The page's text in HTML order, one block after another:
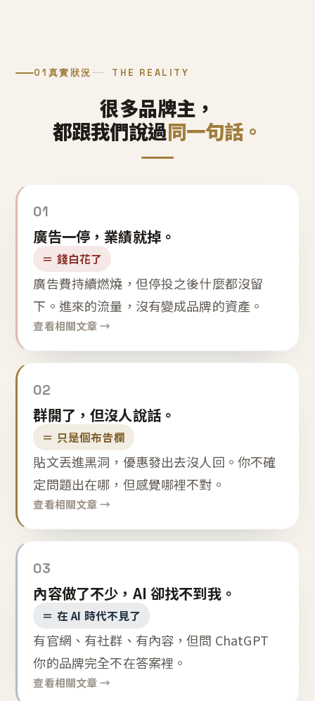
01 真實狀況 THE REALITY
很多品牌主，
都跟我們說過同一句話。
01
廣告一停，業績就掉。
＝ 錢白花了
廣告費持續燃燒，但停投之後什麼都沒留
下。進來的流量，沒有變成品牌的資產。
查看相關文章 →
02
群開了，但沒人說話。
＝ 只是個布告欄
貼文丟進黑洞，優惠發出去沒人回。你不確
定問題出在哪，但感覺哪裡不對。
查看相關文章 →
03
內容做了不少，AI 卻找不到我。
＝ 在 AI 時代不見了
有官網、有社群、有內容，但問 ChatGPT
你的品牌完全不在答案裡。
查看相關文章 →